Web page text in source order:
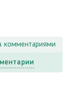
комментариями